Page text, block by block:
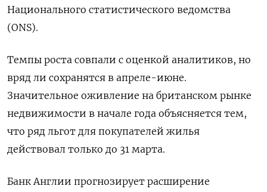
Национального статистического ведомства
(ONS).
Темпы роста совпали с оценкой аналитиков, но
вряд ли сохранятся в апреле-июне.
Значительное оживление на британском рынке
недвижимости в начале года объясняется тем,
что ряд льгот для покупателей жилья
действовал только до 31 марта.
Банк Англии прогнозирует расширение